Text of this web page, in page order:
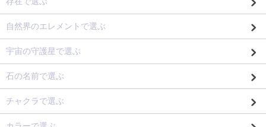
自然界のエレメントで選ぶ
宇宙の守護星で選ぶ
石の名前で選ぶ
チャクラで選ぶ